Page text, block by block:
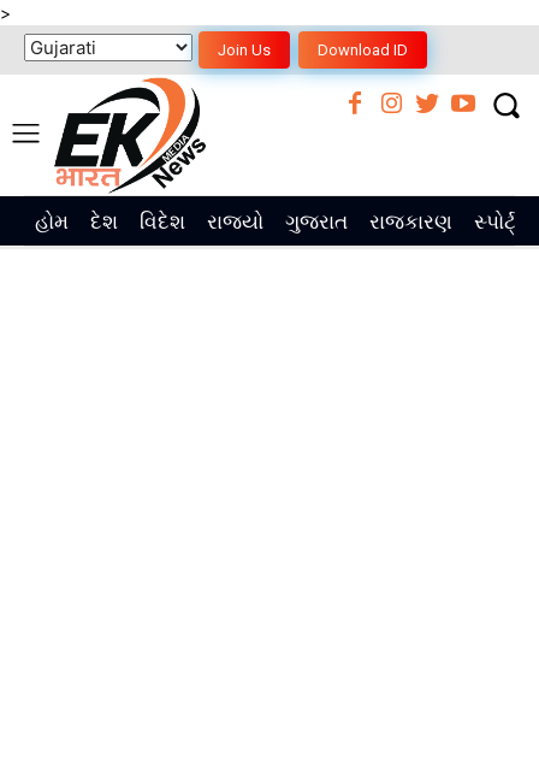
>
Join Us Download ID
હોમ દેશ વિદેશ રાજ્યો ગુજરાત રાજકારણ સ્પોર્ટ્સ